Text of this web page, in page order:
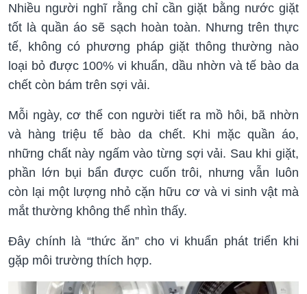
Nhiều người nghĩ rằng chỉ cần giặt bằng nước giặt
tốt là quần áo sẽ sạch hoàn toàn. Nhưng trên thực
tế, không có phương pháp giặt thông thường nào
loại bỏ được 100% vi khuẩn, dầu nhờn và tế bào da
chết còn bám trên sợi vải.
Mỗi ngày, cơ thể con người tiết ra mồ hôi, bã nhờn
và hàng triệu tế bào da chết. Khi mặc quần áo,
những chất này ngấm vào từng sợi vải. Sau khi giặt,
phần lớn bụi bẩn được cuốn trôi, nhưng vẫn luôn
còn lại một lượng nhỏ cặn hữu cơ và vi sinh vật mà
mắt thường không thể nhìn thấy.
Đây chính là “thức ăn” cho vi khuẩn phát triển khi
gặp môi trường thích hợp.